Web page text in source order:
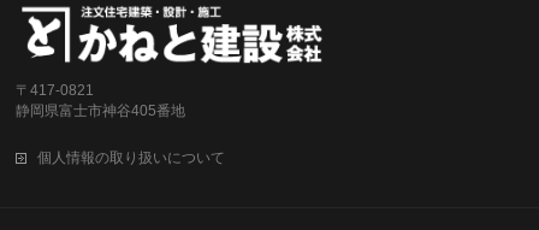
〒417-0821
静岡県富士市神谷405番地
個人情報の取り扱いについて